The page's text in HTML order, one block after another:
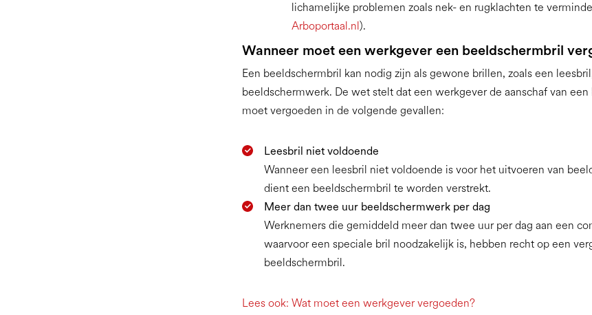
lichamelijke problemen zoals nek- en rugklachten te
Arboportaal.nl).
Wanneer moet een werkgever een beeldschermbril
Een beeldschermbril kan nodig zijn als gewone brillen, zoals een
beeldschermwerk. De wet stelt dat een werkgever de aanschaf van
moet vergoeden in de volgende gevallen:
Leesbril niet voldoende
Wanneer een leesbril niet voldoende is voor het uitvoeren van
dient een beeldschermbril te worden verstrekt.
Meer dan twee uur beeldschermwerk per dag
Werknemers die gemiddeld meer dan twee uur per dag aan een
waarvoor een speciale bril noodzakelijk is, hebben recht op een
beeldschermbril.
Lees ook: Wat moet een werkgever vergoeden?